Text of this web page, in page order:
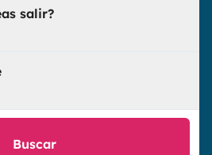
salir?
Buscar